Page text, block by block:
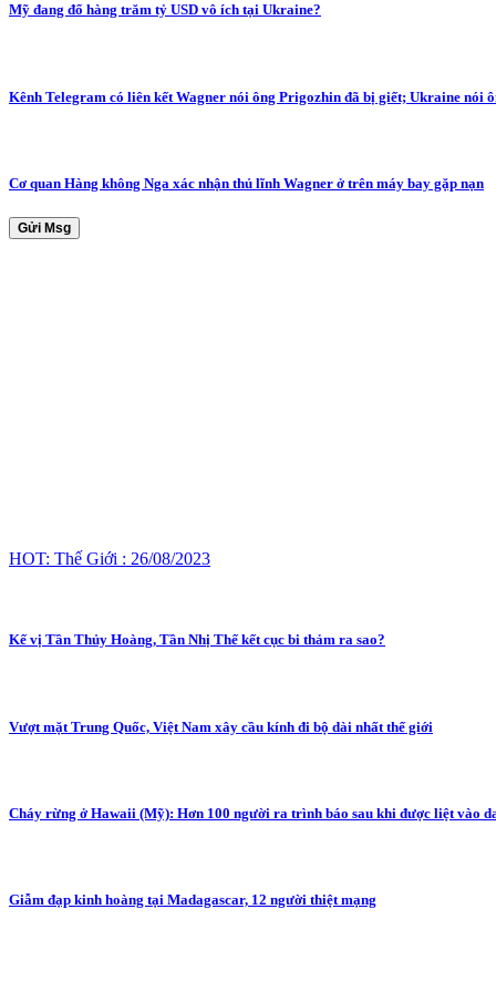
Mỹ đang đổ hàng trăm tỷ USD vô ích tại Ukraine?
Kênh Telegram có liên kết Wagner nói ông Prigozhin đã bị giết; Ukraine nói
Cơ quan Hàng không Nga xác nhận thủ lĩnh Wagner ở trên máy bay gặp nạn
Gửi Msg
HOT: Thế Giới : 26/08/2023
Kế vị Tần Thủy Hoàng, Tần Nhị Thế kết cục bi thảm ra sao?
Vượt mặt Trung Quốc, Việt Nam xây cầu kính đi bộ dài nhất thế giới
Cháy rừng ở Hawaii (Mỹ): Hơn 100 người ra trình báo sau khi được liệt vào
Giẫm đạp kinh hoàng tại Madagascar, 12 người thiệt mạng